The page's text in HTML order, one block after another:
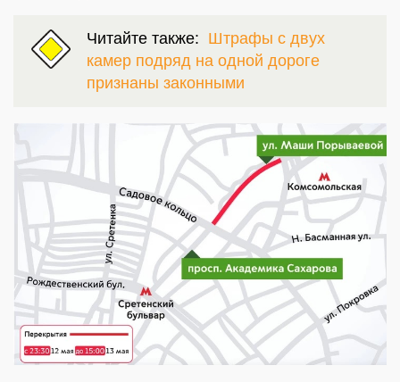
Читайте также: Штрафы с двух
камер подряд на одной дороге
признаны законными